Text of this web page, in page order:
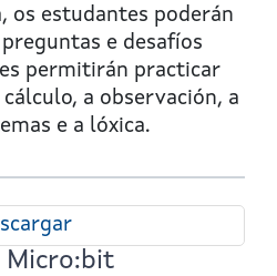
os estudantes poderán
e desafíos
permitirán practicar
a observación, a
e a lóxica.
Micro:bit